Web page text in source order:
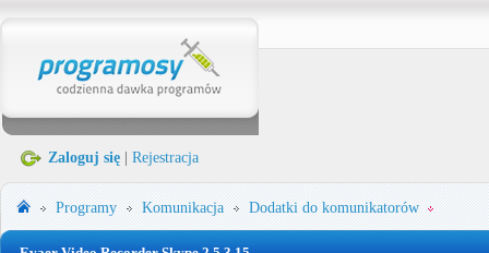
Zaloguj się Rejestracja
Programy Komunikacja Dodatki do komunikatorów